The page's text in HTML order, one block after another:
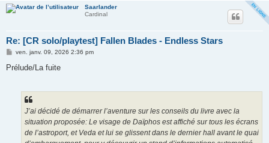
Saarlander
Cardinal
Re: [CR solo/playtest] Fallen Blades - Endless Stars
M
s
ven. janv. 09, 2026 2:36 pm
Prélude/La fuite
J’ai décidé de démarrer l’aventure sur les conseils du livre avec la
situation proposée: Le visage de Daïphos est affiché sur tous les écrans
de l’astroport, et Veda et lui se glissent dans le dernier hall avant le quai